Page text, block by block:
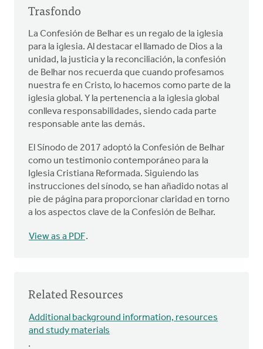
Trasfondo
La Confesión de Belhar es un regalo de la iglesia
para la iglesia. Al destacar el llamado de Dios a la
unidad, la justicia y la reconciliación, la confesión
de Belhar nos recuerda que cuando profesamos
nuestra fe en Cristo, lo hacemos como parte de la
iglesia global. Y la pertenencia a la iglesia global
conlleva responsabilidades, siendo cada parte
responsable ante las demás.
El Sínodo de 2017 adoptó la Confesión de Belhar
como un testimonio contemporáneo para la
Iglesia Cristiana Reformada. Siguiendo las
instrucciones del sínodo, se han añadido notas al
pie de página para proporcionar claridad en torno
a los aspectos clave de la Confesión de Belhar.
View as a PDF.
Related Resources
Additional background information, resources
and study materials
.